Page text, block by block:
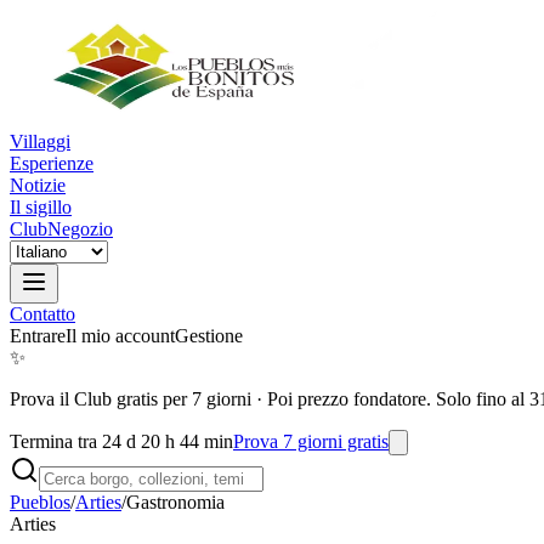
Villaggi
Esperienze
Notizie
Il sigillo
ClubNegozio
Contatto
EntrareIl mio accountGestione
✨
Prova il Club gratis per 7 giorni · Poi prezzo fondatore. Solo fino al
Termina tra 24 d 20 h 44 minProva 7 giorni gratis
Pueblos/Arties/Gastronomia
Arties